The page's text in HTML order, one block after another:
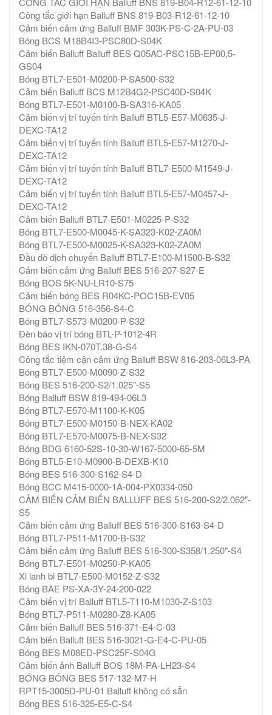
Công tắc giới hạn Balluff BNS 819-B03-R12-61-12-10
Cảm biến cảm ứng Balluff BMF 303K-PS-C-2A-PU-03
Bóng BCS M18B4I3-PSC80D-S04K
Cảm biến Balluff Balluff BES Q05AC-PSC15B-EP00,5-
GS04
Bóng BTL7-E501-M0200-P-SA500-S32
Cảm biến Balluff BCS M12B4G2-PSC40D-S04K
Bóng BTL7-E501-M0100-B-SA316-KA05
Cảm biến vị trí tuyến tính Balluff BTL5-E57-M0635-J-
DEXC-TA12
Cảm biến vị trí tuyến tính Balluff BTL5-E57-M1270-J-
DEXC-TA12
Cảm biến vị trí tuyến tính Balluff BTL7-E500-M1549-J-
DEXC-TA12
Cảm biến vị trí tuyến tính Balluff BTL5-E57-M0457-J-
DEXC-TA12
Cảm biến Balluff BTL7-E501-M0225-P-S32
Bóng BTL7-E500-M0045-K-SA323-K02-ZA0M
Bóng BTL7-E500-M0025-K-SA323-K02-ZA0M
Đầu dò dịch chuyển Balluff BTL7-E100-M1500-B-S32
Cảm biến cảm ứng Balluff BES 516-207-S27-E
Bóng BOS 5K-NU-LR10-S75
Cảm biến bóng BES R04KC-POC15B-EV05
BÓNG BÓNG 516-356-S4-C
Bóng BTL7-S573-M0200-P-S32
Đèn báo vị trí bóng BTL-P-1012-4R
Bóng BES IKN-070T.38-G-S4
Công tắc tiệm cận cảm ứng Balluff BSW 816-203-06L3-PA
Bóng BTL7-E500-M0090-Z-S32
Bóng BES 516-200-S2/1.025"-S5
Bóng Balluff BSW 819-494-06L3
Bóng BTL7-E570-M1100-K-K05
Bóng BTL7-E500-M0150-B-NEX-KA02
Bóng BTL7-E570-M0075-B-NEX-S32
Bóng BDG 6160-52S-10-30-W167-5000-65-5M
Bóng BTL5-E10-M0900-B-DEXB-K10
Bóng BES 516-300-S162-S4-D
Bóng BCC M415-0000-1A-004-PX0334-050
CẢM BIẾN CẢM BIẾN BALLUFF BES 516-200-S2/2.062"-
S5
Cảm biến cảm ứng Balluff BES 516-300-S163-S4-D
Bóng BTL7-P511-M1700-B-S32
Cảm biến cảm ứng Balluff BES 516-300-S358/1.250"-S4
Bóng BTL7-E501-M0250-P-KA05
Xi lanh bi BTL7-E500-M0152-Z-S32
Bóng BAE PS-XA-3Y-24-200-022
Cảm biến vị trí Balluff BTL5-T110-M1030-Z-S103
Bóng BTL7-P511-M0280-Z8-KA05
Cảm biến Balluff BES 516-371-E4-C-03
Cảm biến Balluff BES 516-3021-G-E4-C-PU-05
Bóng BES M08ED-PSC25F-S04G
Cảm biến ảnh Balluff BOS 18M-PA-LH23-S4
BÓNG BÓNG BES 517-132-M7-H
RPT15-3005D-PU-01 Balluff không có sẵn
Bóng BES 516-325-E5-C-S4